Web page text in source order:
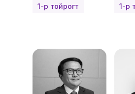
1-р тойрогт 1-р